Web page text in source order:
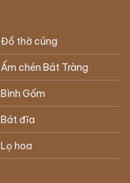
Đồ thờ cúng
Ấm chén Bát Tràng
Bình Gốm
Bát đĩa
Lọ hoa